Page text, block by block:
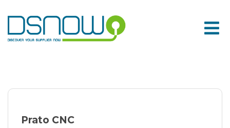
to
content
Prato CNC